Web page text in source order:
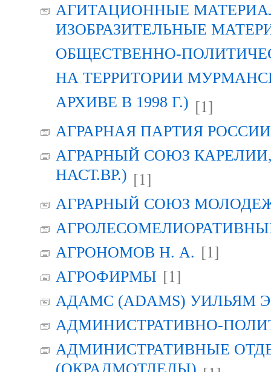
АГИТАЦИОННЫЕ
ИЗОБРАЗИТЕЛЬНЫЕ
ОБЩЕСТВЕННО-
НА ТЕРРИТОРИИ
АРХИВЕ В 1998 Г.) [1]
АГРАРНАЯ ПАРТИЯ РОССИИ
АГРАРНЫЙ СОЮЗ КАРЕЛИИ,
НАСТ.ВР.) [1]
АГРАРНЫЙ СОЮЗ
АГРОНОМОВ Н. А. [1]
АГРОФИРМЫ [1]
АДАМС (ADAMS) УИЛЬЯМ
АДМИНИСТРАТИВНО-
АДМИНИСТРАТИВНЫЕ